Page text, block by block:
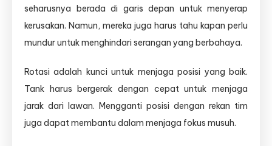
seharusnya berada di garis depan untuk menyerap
kerusakan. Namun, mereka juga harus tahu kapan perlu
mundur untuk menghindari serangan yang berbahaya.
Rotasi adalah kunci untuk menjaga posisi yang baik.
Tank harus bergerak dengan cepat untuk menjaga
jarak dari lawan. Mengganti posisi dengan rekan tim
juga dapat membantu dalam menjaga fokus musuh.